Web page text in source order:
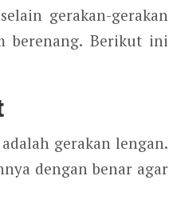
gerakan-gerakan
berenang. Berikut ini
gerakan lengan.
dengan benar agar